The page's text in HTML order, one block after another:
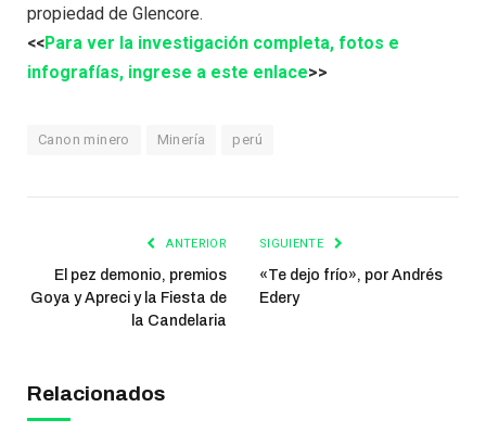
propiedad de Glencore.
<<Para ver la investigación completa, fotos e
infografías, ingrese a este enlace>>
Canon minero Minería perú
ANTERIOR
El pez demonio, premios
Goya y Apreci y la Fiesta de
la Candelaria
SIGUIENTE
«Te dejo frío», por Andrés
Edery
Relacionados